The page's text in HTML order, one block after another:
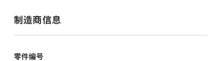
制造商信息
零件编号